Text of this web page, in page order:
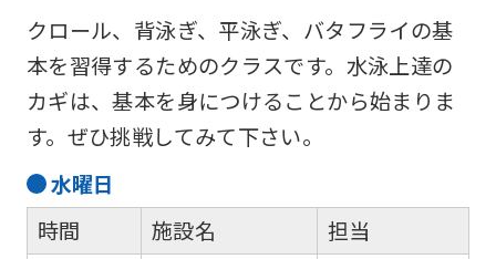
クロール、背泳ぎ、平泳ぎ、バタフライの基
本を習得するためのクラスです。水泳上達の
カギは、基本を身につけることから始まりま
す。ぜひ挑戦してみて下さい。
水曜日
時間
施設名
担当